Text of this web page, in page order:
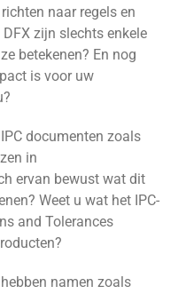
naar regels en
DFX zijn slechts enkele
betekenen? En nog
is voor uw
documenten zoals
in
ervan bewust wat dit
Weet u wat het IPC-
and Tolerances
namen zoals